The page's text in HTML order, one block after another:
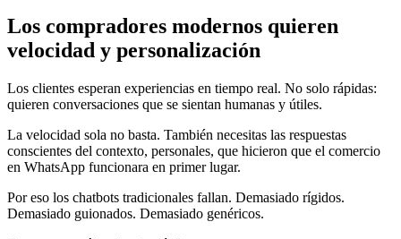
Los compradores modernos quieren
velocidad y personalización
Los clientes esperan experiencias en tiempo real. No solo rápidas:
quieren conversaciones que se sientan humanas y útiles.
La velocidad sola no basta. También necesitas las respuestas
conscientes del contexto, personales, que hicieron que el comercio
en WhatsApp funcionara en primer lugar.
Por eso los chatbots tradicionales fallan. Demasiado rígidos.
Demasiado guionados. Demasiado genéricos.